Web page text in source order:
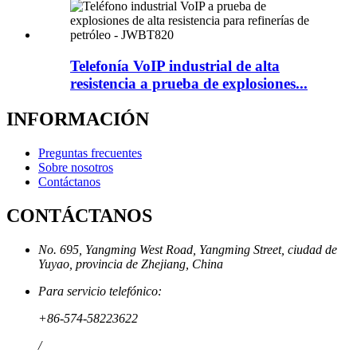
Telefonía VoIP industrial de alta
resistencia a prueba de explosiones...
INFORMACIÓN
Preguntas frecuentes
Sobre nosotros
Contáctanos
CONTÁCTANOS
No. 695, Yangming West Road, Yangming Street, ciudad de
Yuyao, provincia de Zhejiang, China
Para servicio telefónico:
+86-574-58223622
/